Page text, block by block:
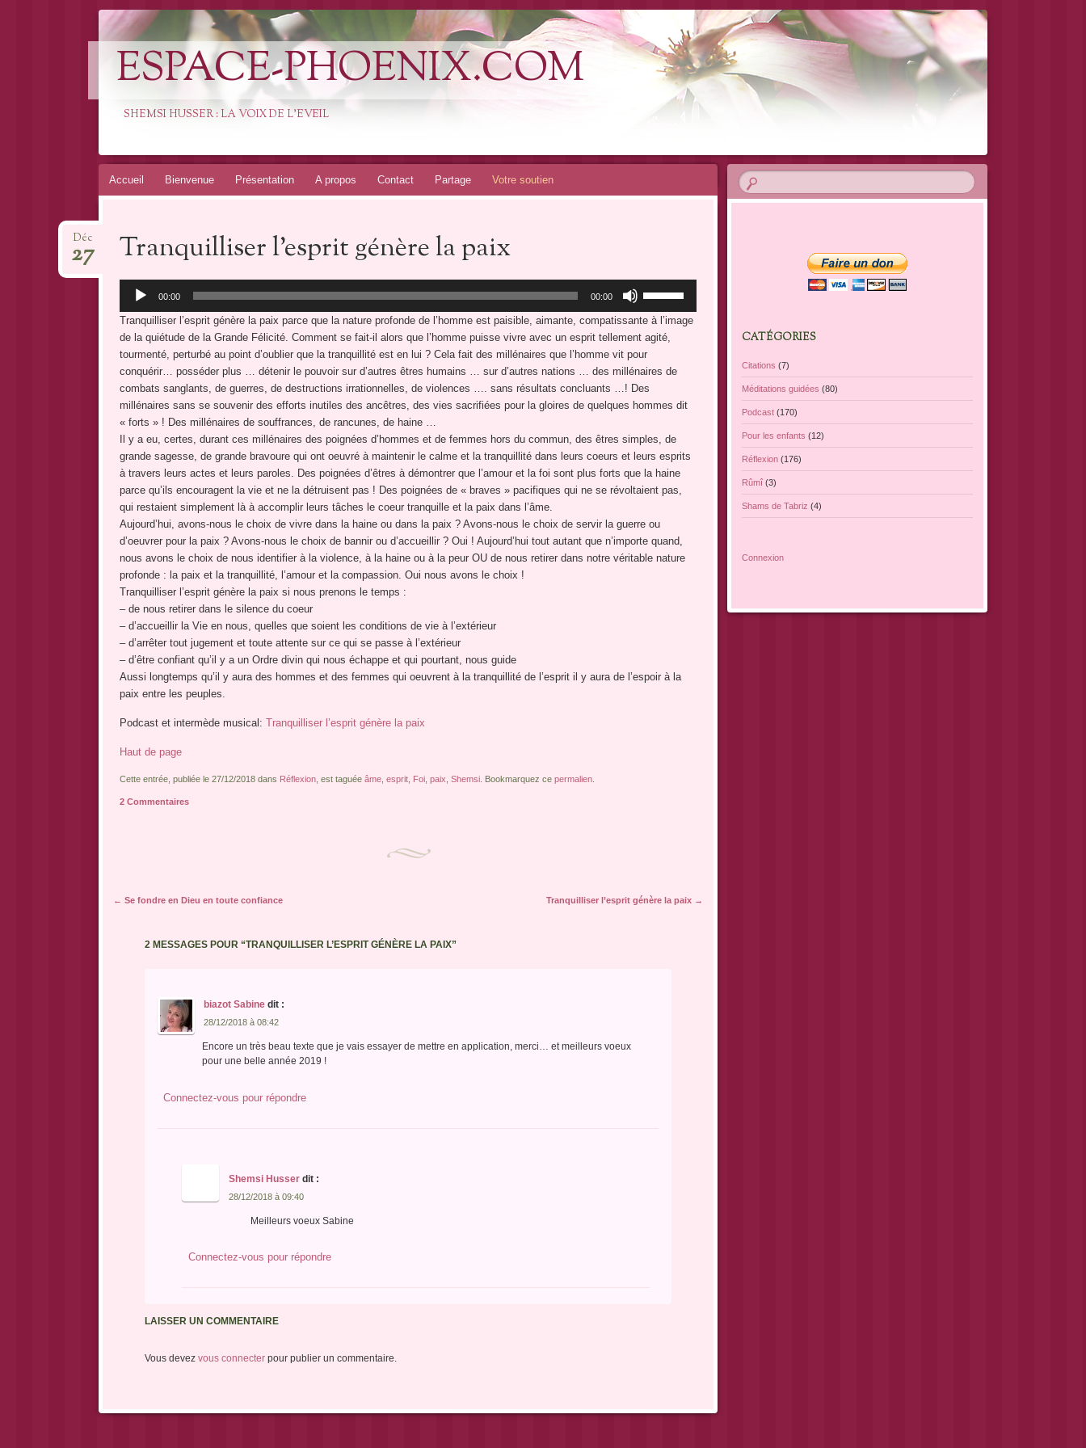
ESPACE-PHOENIX.COM
SHEMSI HUSSER : LA VOIX DE L'EVEIL
Aller
Accueil Bienvenue Présentation A propos Contact Partage Votre soutien
Tranquilliser l’esprit génère la paix
Déc
27
Lecteur
audio
00:00 00:00
flèches
haut/bas
pour
augmenter
ou
diminuer
volume.
Tranquilliser l’esprit génère la paix parce que la nature profonde de l’homme est paisible, aimante, compatissante à l’image
de la quiétude de la Grande Félicité. Comment se fait-il alors que l’homme puisse vivre avec un esprit tellement agité,
tourmenté, perturbé au point d’oublier que la tranquillité est en lui ? Cela fait des millénaires que l’homme vit pour
conquérir… posséder plus … détenir le pouvoir sur d’autres êtres humains … sur d’autres nations … des millénaires de
combats sanglants, de guerres, de destructions irrationnelles, de violences …. sans résultats concluants …! Des
millénaires sans se souvenir des efforts inutiles des ancêtres, des vies sacrifiées pour la gloires de quelques hommes dit
« forts » ! Des millénaires de souffrances, de rancunes, de haine …
Il y a eu, certes, durant ces millénaires des poignées d’hommes et de femmes hors du commun, des êtres simples, de
grande sagesse, de grande bravoure qui ont oeuvré à maintenir le calme et la tranquillité dans leurs coeurs et leurs esprits
à travers leurs actes et leurs paroles. Des poignées d’êtres à démontrer que l’amour et la foi sont plus forts que la haine
parce qu’ils encouragent la vie et ne la détruisent pas ! Des poignées de « braves » pacifiques qui ne se révoltaient pas,
qui restaient simplement là à accomplir leurs tâches le coeur tranquille et la paix dans l’âme.
Aujourd’hui, avons-nous le choix de vivre dans la haine ou dans la paix ? Avons-nous le choix de servir la guerre ou
d’oeuvrer pour la paix ? Avons-nous le choix de bannir ou d’accueillir ? Oui ! Aujourd’hui tout autant que n’importe quand,
nous avons le choix de nous identifier à la violence, à la haine ou à la peur OU de nous retirer dans notre véritable nature
profonde : la paix et la tranquillité, l’amour et la compassion. Oui nous avons le choix !
Tranquilliser l’esprit génère la paix si nous prenons le temps :
– de nous retirer dans le silence du coeur
– d’accueillir la Vie en nous, quelles que soient les conditions de vie à l’extérieur
– d’arrêter tout jugement et toute attente sur ce qui se passe à l’extérieur
– d’être confiant qu’il y a un Ordre divin qui nous échappe et qui pourtant, nous guide
Aussi longtemps qu’il y aura des hommes et des femmes qui oeuvrent à la tranquillité de l’esprit il y aura de l’espoir à la
paix entre les peuples.
Podcast et intermède musical: Tranquilliser l’esprit génère la paix
Haut de page
Cette entrée, publiée le 27/12/2018 dans Réflexion, est taguée âme, esprit, Foi, paix Shemsi. Bookmarquez ce permalien.
2 Commentaires
Navigation des articles
← Se fondre en Dieu en toute confiance Tranquilliser l’esprit génère la paix →
2 MESSAGES POUR “TRANQUILLISER L’ESPRIT GÉNÈRE LA PAIX”
biazot Sabine dit :
28/12/2018 à 08:42
Encore un très beau texte que je vais essayer de mettre en application, merci… et meilleurs voeux
pour une belle année 2019 !
Connectez-vous pour répondre
Shemsi Husser dit :
28/12/2018 à 09:40
Meilleurs voeux Sabine
Connectez-vous pour répondre
LAISSER UN COMMENTAIRE
Vous devez vous connecter pour publier un commentaire.
CATÉGORIES
Citations (7)
Méditations guidées (80)
Podcast (170)
Pour les enfants (12)
Réflexion (176)
Rûmî (3)
Shams de Tabriz (4)
Connexion